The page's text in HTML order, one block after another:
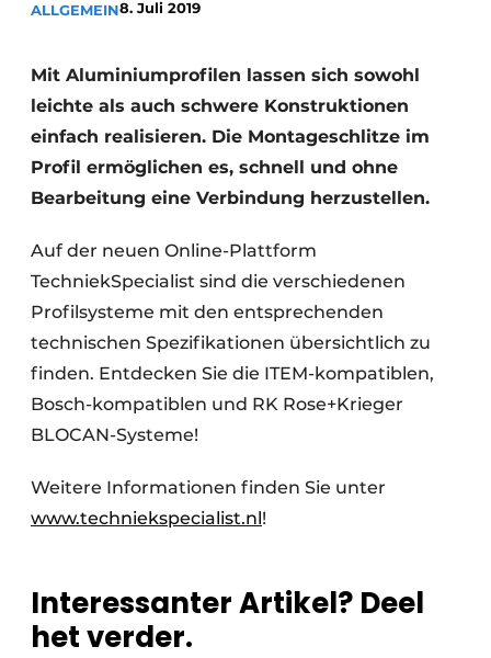
Ein Stellenangebot registrieren
Offene Stellen
Videos
Werben
ALLGEMEIN8. Juli 2019
Mit Aluminiumprofilen lassen sich sowohl
leichte als auch schwere Konstruktionen
einfach realisieren. Die Montageschlitze im
Profil ermöglichen es, schnell und ohne
Bearbeitung eine Verbindung herzustellen.
Auf der neuen Online-Plattform
TechniekSpecialist sind die verschiedenen
Profilsysteme mit den entsprechenden
technischen Spezifikationen übersichtlich zu
finden. Entdecken Sie die ITEM-kompatiblen,
Bosch-kompatiblen und RK Rose+Krieger
BLOCAN-Systeme!
Weitere Informationen finden Sie unter
www.techniekspecialist.nl!
Interessanter Artikel? Deel
het verder.